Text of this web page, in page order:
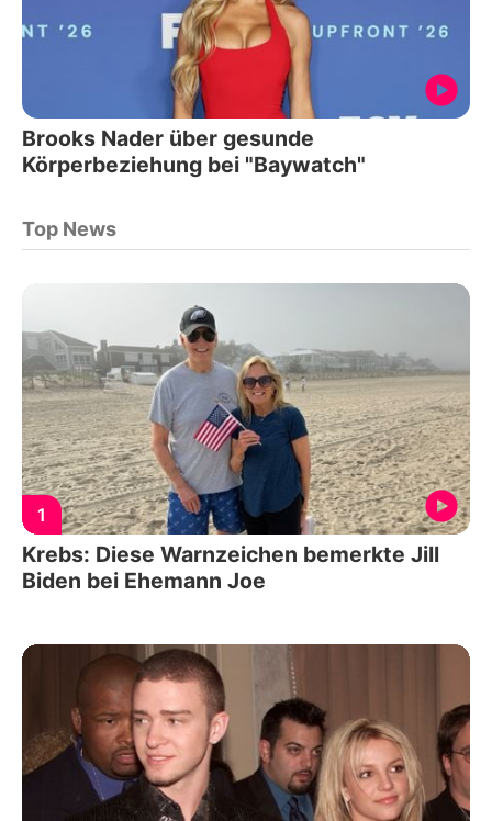
Brooks Nader über gesunde
Körperbeziehung bei "Baywatch"
Top News
1
Krebs: Diese Warnzeichen bemerkte Jill
Biden bei Ehemann Joe